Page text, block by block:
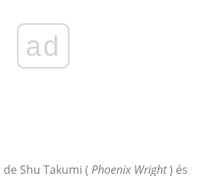
ad
Shu Takumi ( Phoenix Wright) és